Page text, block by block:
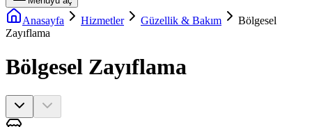
Anasayfa Hizmetler Güzellik & Bakım
Bölgesel
Zayıflama
Bölgesel Zayıflama